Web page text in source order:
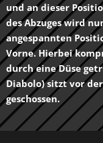
und an dieser
des Abzuges wird
angespannten
Vorne. Hierbei
durch eine Düse
Diabolo) sitzt vor
geschossen.